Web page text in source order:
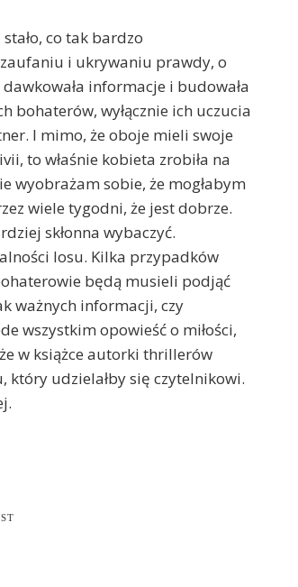
co tak bardzo
i ukrywaniu prawdy, o
informacje i budowała
bohaterów, wyłącznie ich uczucia
I mimo, że oboje mieli swoje
to właśnie kobieta zrobiła na
wyobrażam sobie, że mogłabym
wiele tygodni, że jest dobrze.
skłonna wybaczyć.
losu. Kilka przypadków
będą musieli podjąć
ważnych informacji, czy
wszystkim opowieść o miłości,
w książce autorki thrillerów
który udzielałby się czytelnikowi.